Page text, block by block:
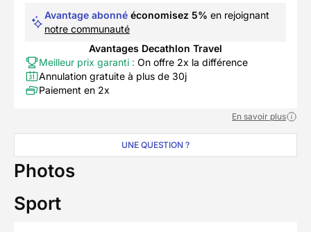
Avantage abonné économisez 5% en rejoignant
notre communauté
Avantages Decathlon Travel
Meilleur prix garanti : On offre 2x la différence
Annulation gratuite à plus de 30j
Paiement en 2x
En savoir plus
UNE QUESTION ?
Photos
Sport